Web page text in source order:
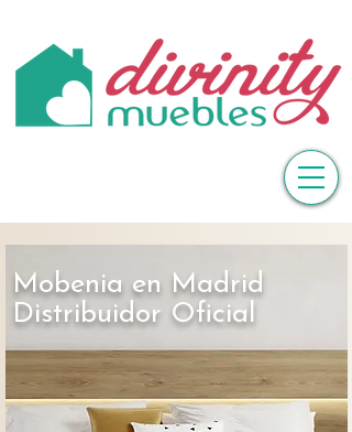
Mobenia en Madrid
Distribuidor Oficial